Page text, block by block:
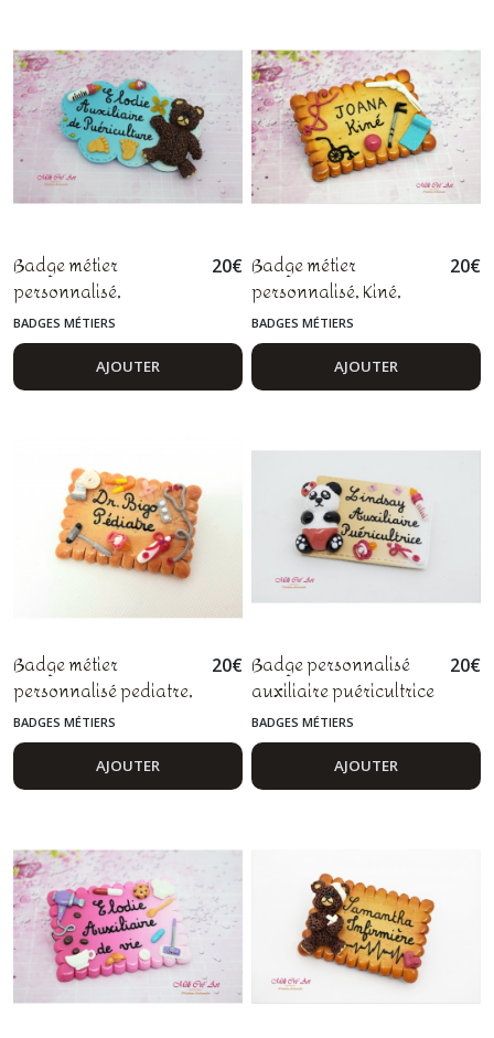
Badge métier
personnalisé,
auxiliaire de
puériculture,
assistante maternelle,
pédiatre, nounou, sage
20€
BADGES MÉTIERS
AJOUTER
Badge métier
personnalisé, Kiné,
Kinésithérapeute,
Ostéopathe, fimo
20€
BADGES MÉTIERS
AJOUTER
Badge métier
personnalisé pediatre,
docteur, infirmière en
pâte polymère fimo
20€
BADGES MÉTIERS
AJOUTER
Badge personnalisé
auxiliaire puéricultrice
avec panda en fimo
20€
BADGES MÉTIERS
AJOUTER